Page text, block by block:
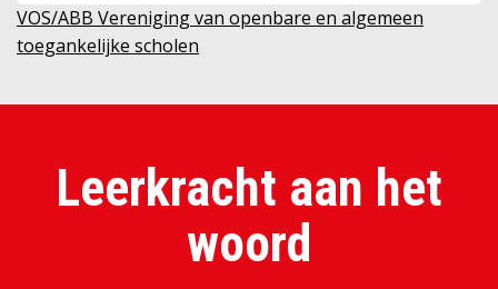
VOS/ABB Vereniging van openbare en algemeen
toegankelijke scholen
Leerkracht aan het
woord